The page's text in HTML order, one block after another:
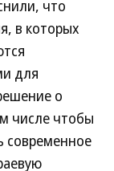
что
в которых
для
о
числе чтобы
современное